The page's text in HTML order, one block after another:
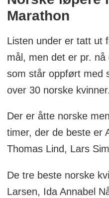
Marathon
Listen under er tatt ut
mål, men det er pr.
som står oppført med
over 30 norske kvinner.
Der er åtte norske
timer, der de beste er
Thomas Lind, Lars
De tre beste norske
Larsen, Ida Annabel